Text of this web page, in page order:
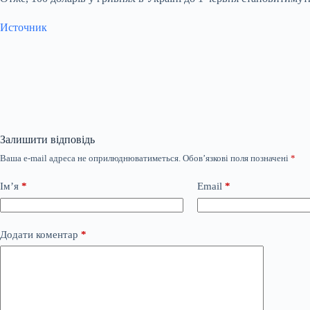
Источник
Залишити відповідь
Ваша e-mail адреса не оприлюднюватиметься. Обов’язкові поля позначені *
Ім’я * Email *
Додати коментар *